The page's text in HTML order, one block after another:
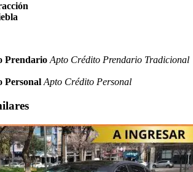
Prendario Apto Crédito Prendario Tradicional
Personal Apto Crédito Personal